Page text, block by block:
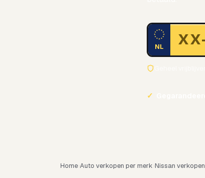
NL
✓
Home Auto verkopen per merk Nissan verkopen